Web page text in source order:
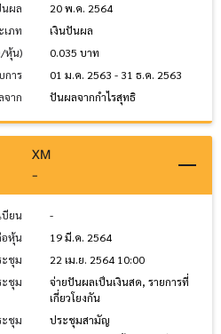
ผล
20 พ.ค. 2564
เภท
เงินปันผล
หุ้น)
0.035 บาท
การ
01 ม.ค. 2563 - 31 ธ.ค. 2563
จาก
ปันผลจากกำไรสุทธิ
XM
-
บียน
-
อหุ้น
19 มี.ค. 2564
ชุม
22 เม.ย. 2564 10:00
ะชุม
จ่ายปันผลเป็นเงินสด, รายการที่
เกี่ยวโยงกัน
ะชุม
ประชุมสามัญ